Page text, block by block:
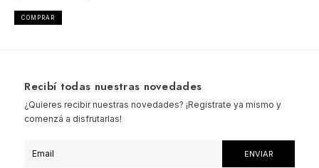
COMPRAR
Recibí todas nuestras novedades
¿Quieres recibir nuestras novedades? ¡Registrate ya mismo y
comenzá a disfrutarlas!